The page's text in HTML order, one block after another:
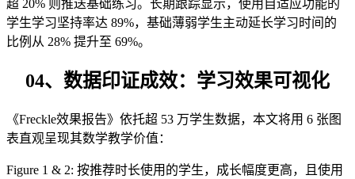
超 20% 则推送基础练习。长期跟踪显示，使用自适应功能的
学生学习坚持率达 89%，基础薄弱学生主动延长学习时间的
比例从 28% 提升至 69%。
04、 数据印证成效：学习效果可视化
《Freckle效果报告》依托超 53 万学生数据，本文将用 6 张图
表直观呈现其数学教学价值：
Figure 1 & 2: 按推荐时长使用的学生，成长幅度更高，且使用